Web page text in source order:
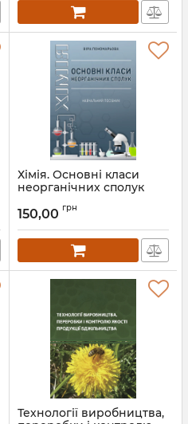
Хімія. Основні класи
неорганічних сполук
150,00 грн
Технології виробництва,